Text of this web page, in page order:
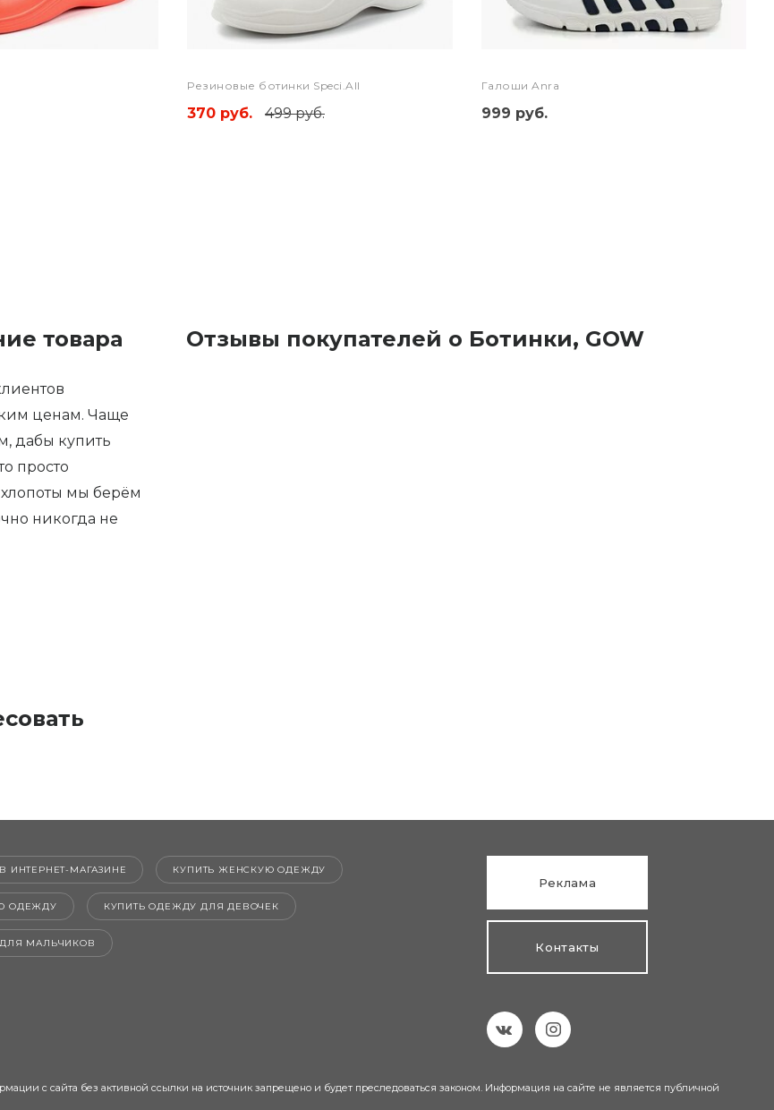
Резиновые ботинки Speci.All
370 руб. 499 руб.
Галоши Anra
999 руб.
товара
ценам. Чаще
дабы купить
просто
мы берём
никогда не
Отзывы покупателей о Ботинки, GOW
ИНТЕРНЕТ-МАГАЗИНЕ КУПИТЬ ЖЕНСКУЮ ОДЕЖДУ
ОДЕЖДУ КУПИТЬ ОДЕЖДУ ДЛЯ ДЕВОЧЕК
МАЛЬЧИКОВ
Реклама
Контакты
с сайта без активной ссылки на источник запрещено и будет преследоваться законом. Информация на сайте не является публичной